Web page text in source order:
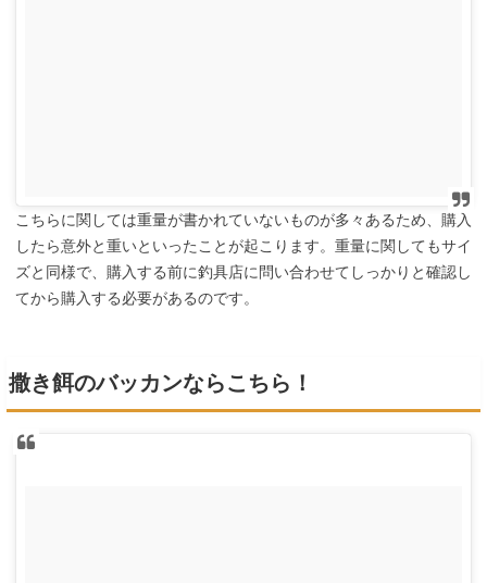
こちらに関しては重量が書かれていないものが多々あるため、購入
したら意外と重いといったことが起こります。重量に関してもサイ
ズと同様で、購入する前に釣具店に問い合わせてしっかりと確認し
てから購入する必要があるのです。
撒き餌のバッカンならこちら！